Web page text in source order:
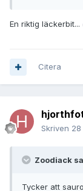
En riktig läckerbit...
Citera
Skriven
Zoodiack
Tycker att